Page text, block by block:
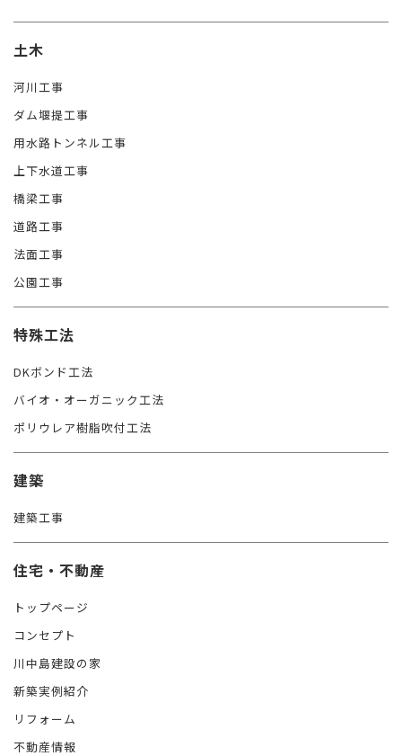
土木
河川工事
ダム堰提工事
用水路トンネル工事
上下水道工事
橋梁工事
道路工事
法面工事
公園工事
特殊工法
DKボンド工法
バイオ・オーガニック工法
ポリウレア樹脂吹付工法
建築
建築工事
住宅・不動産
トップページ
コンセプト
川中島建設の家
新築実例紹介
リフォーム
不動産情報